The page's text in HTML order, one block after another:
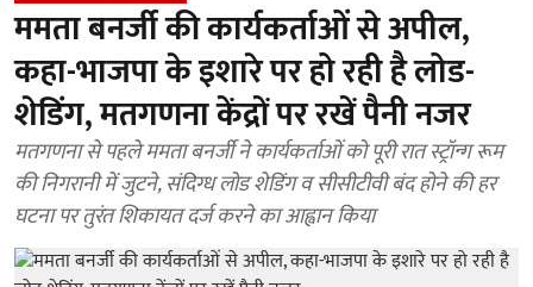
ममता बनर्जी की कार्यकर्ताओं से अपील,
कहा-भाजपा के इशारे पर हो रही है लोड-
शेडिंग, मतगणना केंद्रों पर रखें पैनी नजर
मतगणना से पहले ममता बनर्जी ने कार्यकर्ताओं को पूरी रात स्ट्रॉन्ग रूम
की निगरानी में जुटने, संदिग्ध लोड शेडिंग व सीसीटीवी बंद होने की हर
घटना पर तुरंत शिकायत दर्ज करने का आह्वान किया